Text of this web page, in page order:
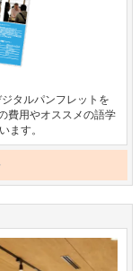
タルパンフレットを
費用やオススメの語学
ます。